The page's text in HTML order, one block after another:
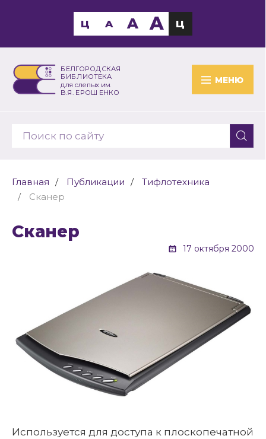
БЕЛГОРОДСКАЯ
БИБЛИОТЕКА
для слепых им.
В.Я. ЕРОШЕНКО
МЕНЮ
Ц A A A Ц
Главная Публикации
Тифлотехника
Сканер
Сканер
17 октября 2000
Используется для доступа к плоскопечатной